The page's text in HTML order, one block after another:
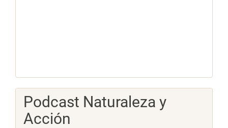
Podcast Naturaleza y
Acción